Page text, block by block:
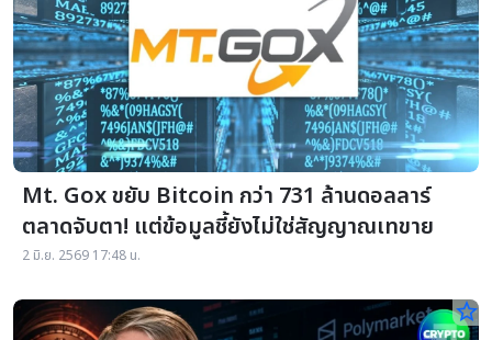
Mt. Gox ขยับ Bitcoin กว่า 731 ล้านดอลลาร์
ตลาดจับตา! แต่ข้อมูลชี้ยังไม่ใช่สัญญาณเทขาย
2 มิ.ย. 2569 17:48 น.
star_border